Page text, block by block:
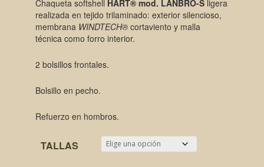
Chaqueta softshell HART® mod. LANBRO-Sligera
realizada en tejido trilaminado: exterior silencioso,
membrana WINDTECH®cortaviento y malla
técnica como forro interior.
2 bolsillos frontales.
Bolsillo en pecho.
Refuerzo en hombros.
TALLAS